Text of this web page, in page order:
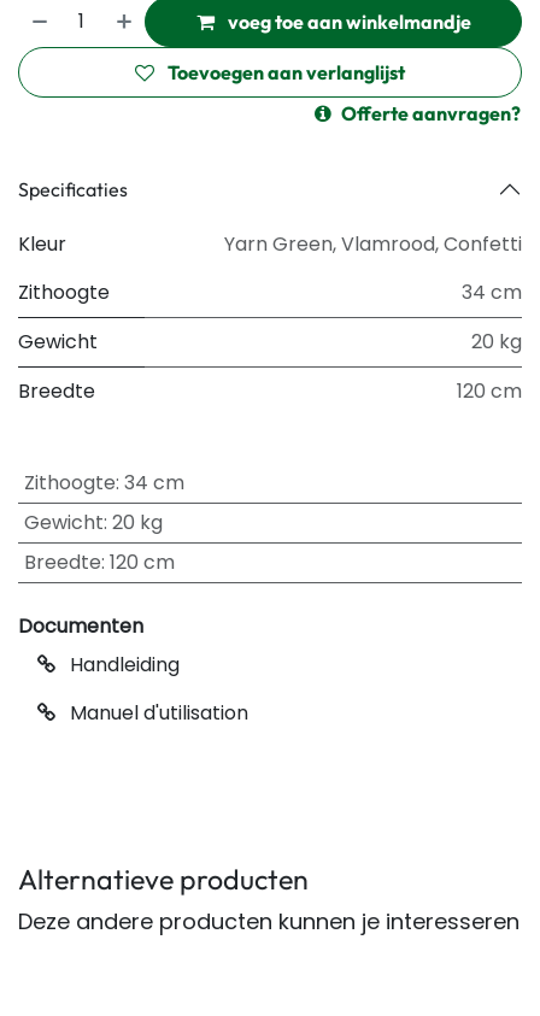
voeg toe aan winkelmandje
Toevoegen aan verlanglijst
Offerte aanvragen?
Specificaties
Kleur Yarn Green,Vlamrood,Confetti
Zithoogte
34 cm
Gewicht
20 kg
Breedte
120 cm
Zithoogte: 34 cm
Gewicht: 20 kg
Breedte: 120 cm
Documenten
Handleiding
Manuel d'utilisation
Alternatieve producten
Deze andere producten kunnen je interesseren